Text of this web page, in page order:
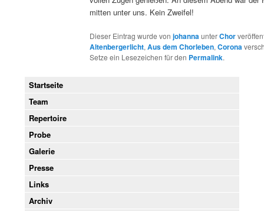
mitten unter uns. Kein Zweifel!
Dieser Eintrag wurde vonjohannaunterChor
Altenbergerlicht,Aus dem Chorleben,Corona
Setze ein Lesezeichen für den Permalink.
Startseite
Team
Repertoire
Probe
Galerie
Presse
Links
Archiv